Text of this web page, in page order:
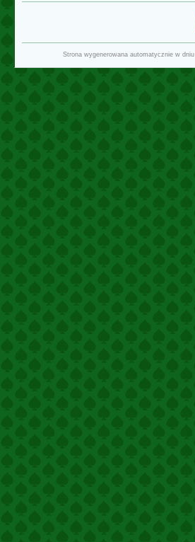
Strona wygenerowana automatycznie w dniu